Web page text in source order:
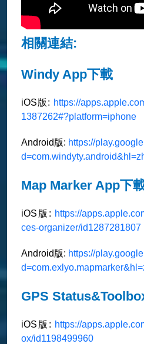
相關連結:
Windy App下載
iOS版: https://
1387262#?platform=iphone
Android版: https://
Map Marker App下
iOS版: https://
ces-organizer/id1287281807
Android版: https://
GPS
iOS版: https://
ox/id1198499960